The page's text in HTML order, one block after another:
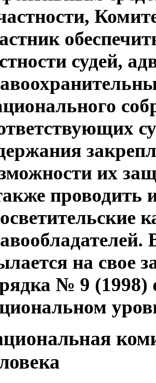
судей,
их
проводить
на свое
№ 9 (1998)